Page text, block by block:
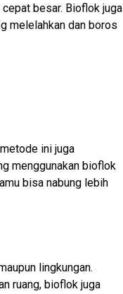
besar. Bioflok juga
melelahkan dan boros
ini juga
menggunakan bioflok
bisa nabung lebih
lingkungan.
ruang, bioflok juga